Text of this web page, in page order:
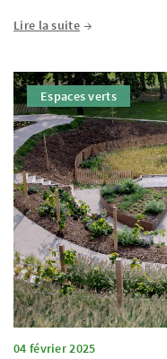
Lire la suite
Espaces verts
04 février 2025